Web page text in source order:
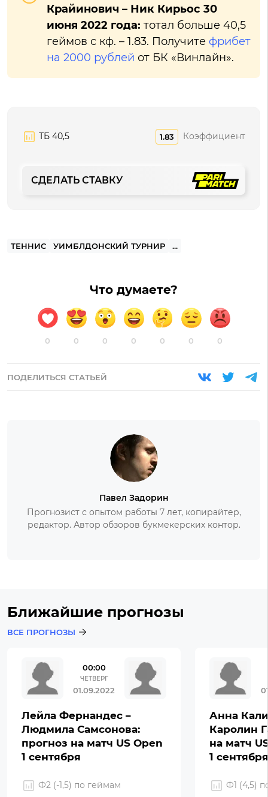
Крайинович – Ник Кирьос 30
июня 2022 года: тотал больше 40,5
геймов с кф. – 1.83. Получите фрибет
на 2000 рублей от БК «Винлайн».
ТБ 40,5 1.83 Коэффициент
СДЕЛАТЬ СТАВКУ
ТЕННИС УИМБЛДОНСКИЙ ТУРНИР ...
Что думаете?
0 0 0 0 0 0 0
ПОДЕЛИТЬСЯ СТАТЬЕЙ
Павел Задорин
Прогнозист с опытом работы 7 лет, копирайтер,
редактор. Автор обзоров букмекерских контор.
Ближайшие прогнозы
ВСЕ ПРОГНОЗЫ
00:00
ЧЕТВЕРГ
01.09.2022
Лейла Фернандес –
Людмила Самсонова:
прогноз на матч US Open
1 сентября
Ф2 (-1,5) по геймам
Анна
Каролин
на матч
1 сентября
Ф1 (4,5)